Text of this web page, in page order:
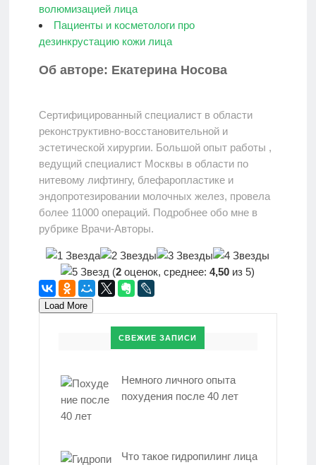
волюмизацией лица
Пациенты и косметологи про
дезинкрустацию кожи лица
Об авторе: Екатерина Носова
Сертифицированный специалист в области
реконструктивно-восстановительной и
эстетической хирургии. Большой опыт работы ,
ведущий специалист Москвы в области по
нитевому лифтингу, блефаропластике и
эндопротезировании молочных желез, провела
более 11000 операций. Подробнее обо мне в
рубрике Врачи-Авторы.
(2 оценок, среднее:4,50 из 5)
Load More
СВЕЖИЕ ЗАПИСИ
Немного личного опыта
похудения после 40 лет
Что такое гидропилинг лица